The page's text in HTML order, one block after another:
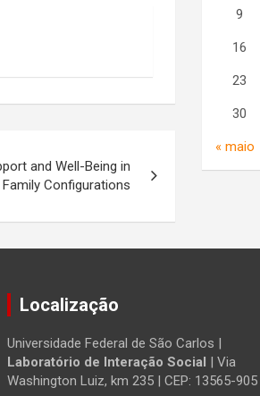
and Well-Being in
Configurations
9
16
23
30
« maio
Localização
Universidade Federal de São Carlos |
Laboratório de Interação Social | Via
Washington Luiz, km 235 | CEP: 13565-905